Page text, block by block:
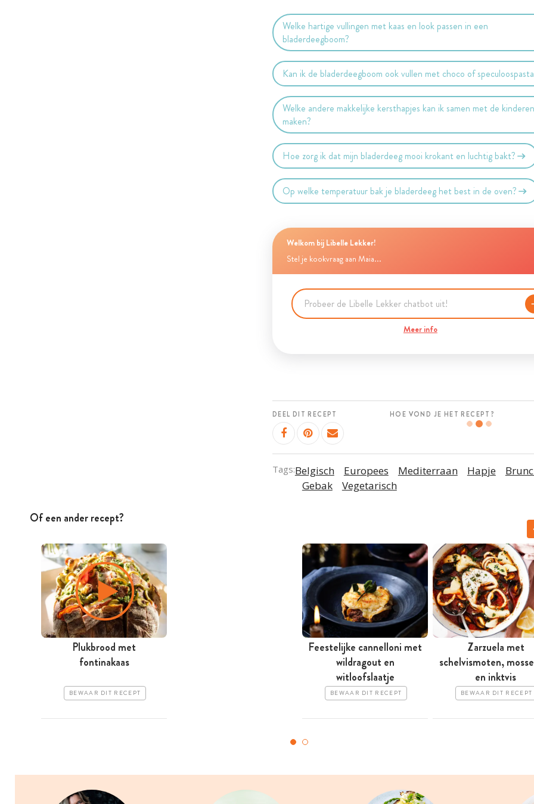
Welke hartige vullingen met kaas en look passen in een
bladerdeegboom?
Kan ik de bladerdeegboom ook vullen met choco of
Welke andere makkelijke kersthapjes kan ik samen met de
maken?
Hoe zorg ik dat mijn bladerdeeg mooi krokant en luchtig bakt?
Op welke temperatuur bak je bladerdeeg het best in de oven?
Welkom bij Libelle Lekker!
Stel je kookvraag aan Maia...
Meer info
DEEL DIT RECEPT HOE VOND JE HET RECEPT?
Tags:Belgisch Europees Mediterraan Hapje
Gebak
Vegetarisch
Of een ander recept?
Plukbrood met
fontinakaas
BEWAAR DIT RECEPT
Feestelijke cannelloni met
wildragout en
witloofslaatje
BEWAAR DIT RECEPT
Zarzuela met
schelvismoten,
en inktvis
BEWAAR DIT RECEPT